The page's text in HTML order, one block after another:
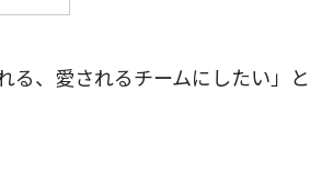
、愛されるチームにしたい」と